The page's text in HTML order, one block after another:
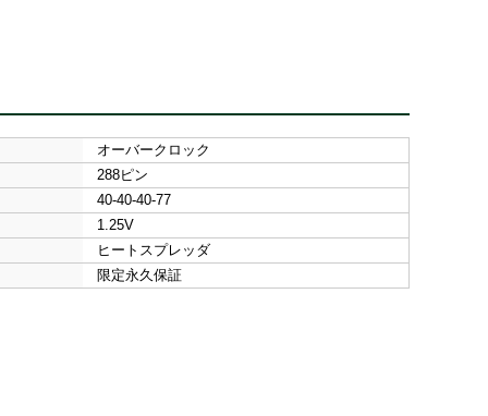
オーバークロック
288ピン
40-40-40-77
1.25V
ヒートスプレッダ
限定永久保証